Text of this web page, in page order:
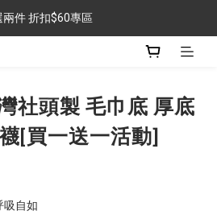
兩件 折扣$60專區
兩件 折扣$60專區
社頭製 毛巾底 厚底
[買一送一活動]
吸自如